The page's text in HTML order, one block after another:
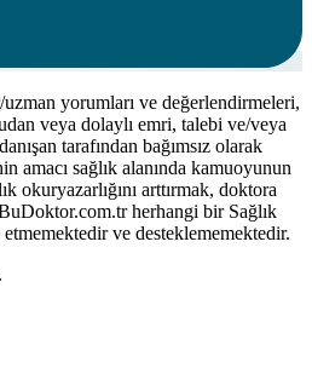
yorumları ve değerlendirmeleri,
veya dolaylı emri, talebi ve/veya
tarafından bağımsız olarak
amacı sağlık alanında kamuoyunun
okuryazarlığını arttırmak, doktora
herhangi bir Sağlık
etmemektedir ve desteklememektedir.